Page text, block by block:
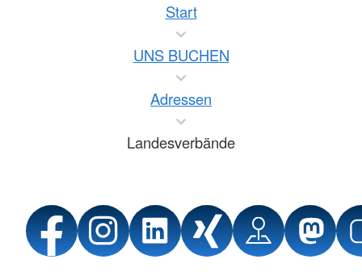
Start
UNS BUCHEN
Adressen
Landesverbände